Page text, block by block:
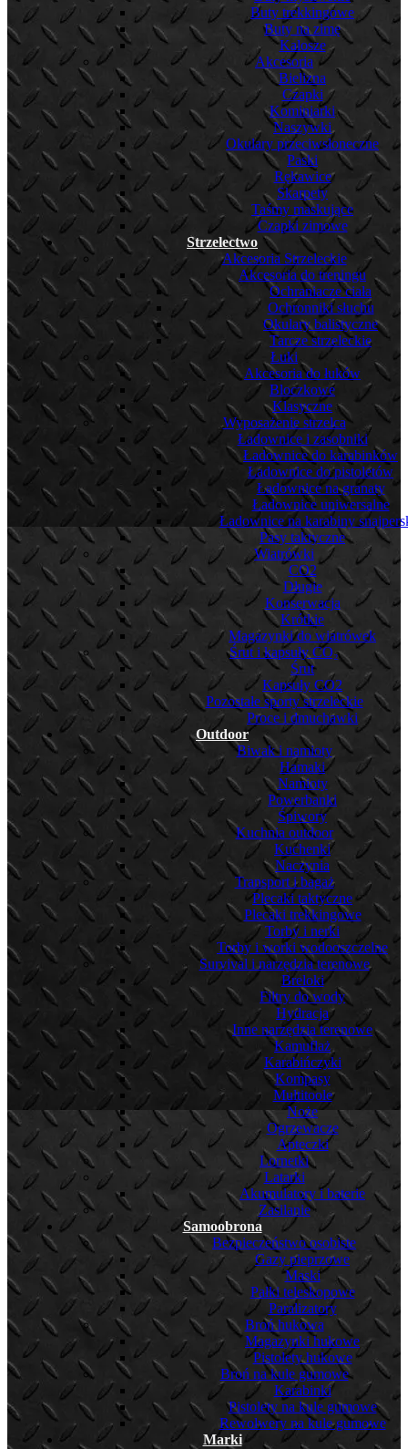
Buty trekkingowe
Buty na zimę
Kalosze
Akcesoria
Bielizna
Czapki
Kominiarki
Naszywki
Okulary przeciwsłoneczne
Paski
Rękawice
Skarpety
Taśmy maskujące
Czapki zimowe
Strzelectwo
Akcesoria Strzeleckie
Akcesoria do treningu
Ochraniacze ciała
Ochronniki słuchu
Okulary balistyczne
Tarcze strzeleckie
Łuki
Akcesoria do łuków
Bloczkowe
Klasyczne
Wyposażenie strzelca
Ładownice i zasobniki
Ładownice do karabinków
Ładownice do pistoletów
Ładownice na granaty
Ładownice uniwersalne
Ładownice na karabiny
Pasy taktyczne
Wiatrówki
CO2
Długie
Konserwacja
Krótkie
Magazynki do wiatrówek
Śrut i kapsuły CO₂
Śrut
Kapsuły CO2
Pozostałe sporty strzeleckie
Proce i dmuchawki
Outdoor
Biwak i namioty
Hamaki
Namioty
Powerbanki
Śpiwory
Kuchnia outdoor
Kuchenki
Naczynia
Transport i bagaż
Plecaki taktyczne
Plecaki trekkingowe
Torby i nerki
Torby i worki wodooszczelne
Survival i narzędzia terenowe
Breloki
Filtry do wody
Hydracja
Inne narzędzia terenowe
Kamuflaż
Karabińczyki
Kompasy
Multitoole
Noże
Ogrzewacze
Apteczki
Lornetki
Latarki
Akumulatory i baterie
Zasilanie
Samoobrona
Bezpieczeństwo osobiste
Gazy pieprzowe
Maski
Pałki teleskopowe
Paralizatory
Broń hukowa
Magazynki hukowe
Pistolety hukowe
Broń na kule gumowe
Karabinki
Pistolety na kule gumowe
Rewolwery na kule gumowe
Marki